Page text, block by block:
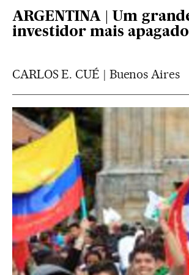
ARGENTINA | Um
investidor mais apagado
CARLOS E. CUÉ | Buenos Aires